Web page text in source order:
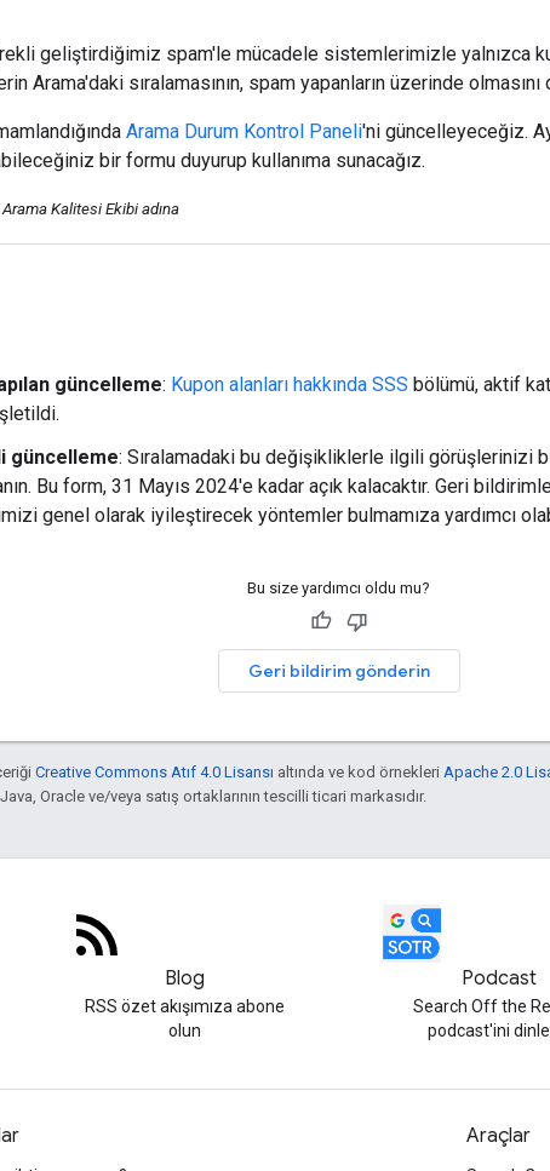
geliştirdiğimiz spam'le mücadele sistemlerimizle yalnızca
Arama'daki sıralamasının, spam yapanların üzerinde olmasını
Arama Durum Kontrol Paneli'ni güncelleyeceğiz.
bir formu duyurup kullanıma sunacağız.
Arama Kalitesi Ekibi adına
güncelleme: Kupon alanları hakkında SSS bölümü, aktif
güncelleme: Sıralamadaki bu değişikliklerle ilgili görüşlerinizi
Bu form, 31 Mayıs 2024'e kadar açık kalacaktır. Geri
genel olarak iyileştirecek yöntemler bulmamıza yardımcı
Bu size yardımcı oldu mu?
Geri bildirim gönderin
Creative Commons Atıf 4.0 Lisansı altında ve kod örnekleri Apache 2.0
Oracle ve/veya satış ortaklarının tescilli ticari markasıdır.
Blog
RSS özet akışımıza abone
olun
Podcast
Search Off the
podcast'ini
Araçlar